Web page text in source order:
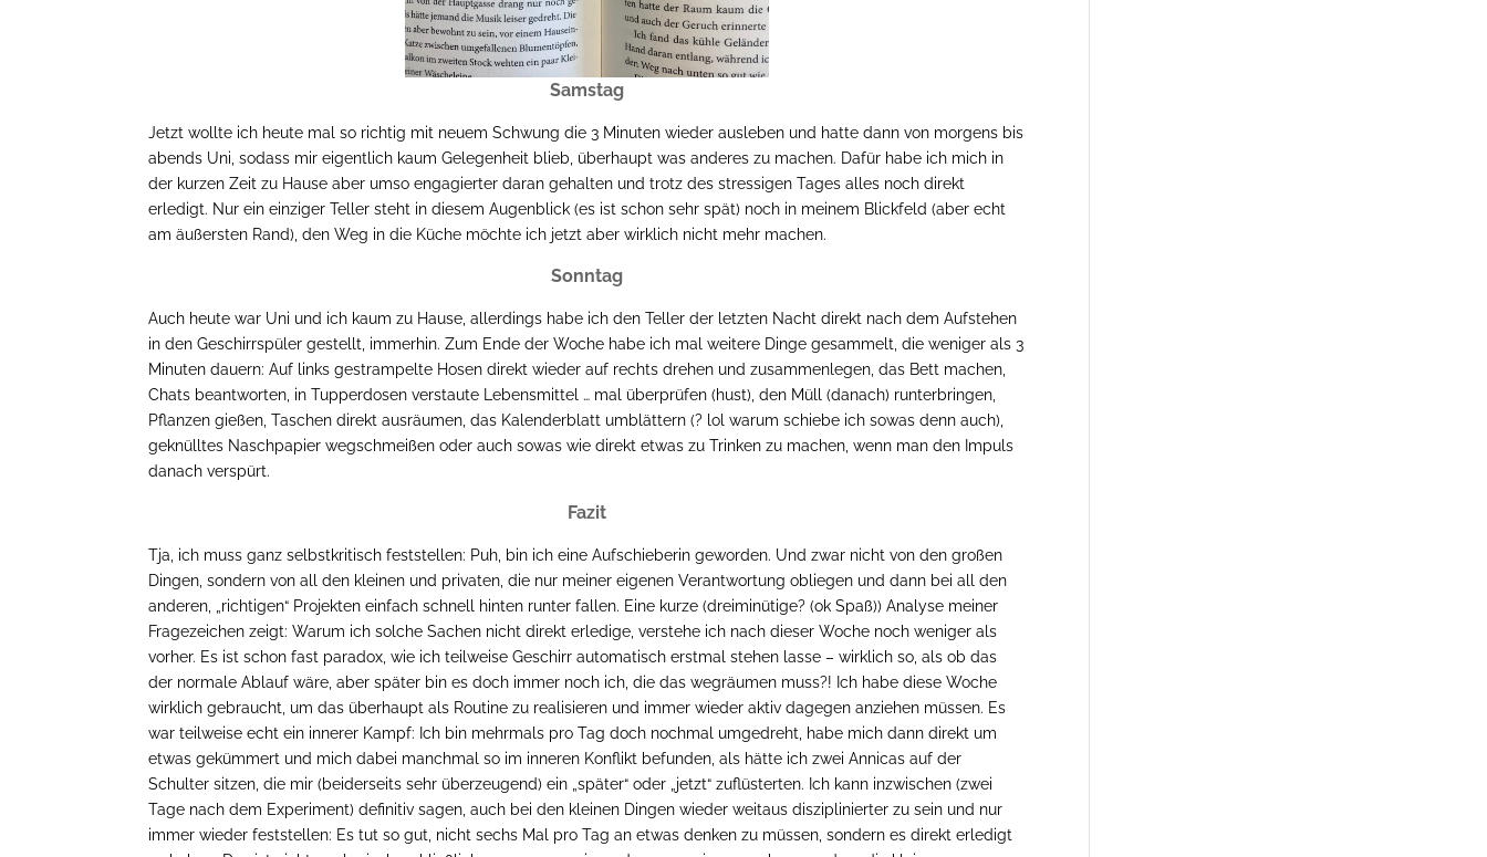
Samstag
Jetzt wollte ich heute mal so richtig mit neuem Schwung die 3 Minuten wieder ausleben und hatte dann von morgens bis
abends Uni, sodass mir eigentlich kaum Gelegenheit blieb, überhaupt was anderes zu machen. Dafür habe ich mich in
der kurzen Zeit zu Hause aber umso engagierter daran gehalten und trotz des stressigen Tages alles noch direkt
erledigt. Nur ein einziger Teller steht in diesem Augenblick (es ist schon sehr spät) noch in meinem Blickfeld (aber echt
am äußersten Rand), den Weg in die Küche möchte ich jetzt aber wirklich nicht mehr machen.
Sonntag
Auch heute war Uni und ich kaum zu Hause, allerdings habe ich den Teller der letzten Nacht direkt nach dem Aufstehen
in den Geschirrspüler gestellt, immerhin. Zum Ende der Woche habe ich mal weitere Dinge gesammelt, die weniger als 3
Minuten dauern: Auf links gestrampelte Hosen direkt wieder auf rechts drehen und zusammenlegen, das Bett machen,
Chats beantworten, in Tupperdosen verstaute Lebensmittel … mal überprüfen (hust), den Müll (danach) runterbringen,
Pflanzen gießen, Taschen direkt ausräumen, das Kalenderblatt umblättern (? lol warum schiebe ich sowas denn auch),
geknülltes Naschpapier wegschmeißen oder auch sowas wie direkt etwas zu Trinken zu machen, wenn man den Impuls
danach verspürt.
Fazit
Tja, ich muss ganz selbstkritisch feststellen: Puh, bin ich eine Aufschieberin geworden. Und zwar nicht von den großen
Dingen, sondern von all den kleinen und privaten, die nur meiner eigenen Verantwortung obliegen und dann bei all den
anderen, „richtigen“ Projekten einfach schnell hinten runter fallen. Eine kurze (dreiminütige? (ok Spaß)) Analyse meiner
Fragezeichen zeigt: Warum ich solche Sachen nicht direkt erledige, verstehe ich nach dieser Woche noch weniger als
vorher. Es ist schon fast paradox, wie ich teilweise Geschirr automatisch erstmal stehen lasse – wirklich so, als ob das
der normale Ablauf wäre, aber später bin es doch immer noch ich, die das wegräumen muss?! Ich habe diese Woche
wirklich gebraucht, um das überhaupt als Routine zu realisieren und immer wieder aktiv dagegen anziehen müssen. Es
war teilweise echt ein innerer Kampf: Ich bin mehrmals pro Tag doch nochmal umgedreht, habe mich dann direkt um
etwas gekümmert und mich dabei manchmal so im inneren Konflikt befunden, als hätte ich zwei Annicas auf der
Schulter sitzen, die mir (beiderseits sehr überzeugend) ein „später“ oder „jetzt“ zuflüsterten. Ich kann inzwischen (zwei
Tage nach dem Experiment) definitiv sagen, auch bei den kleinen Dingen wieder weitaus disziplinierter zu sein und nur
immer wieder feststellen: Es tut so gut, nicht sechs Mal pro Tag an etwas denken zu müssen, sondern es direkt erledigt